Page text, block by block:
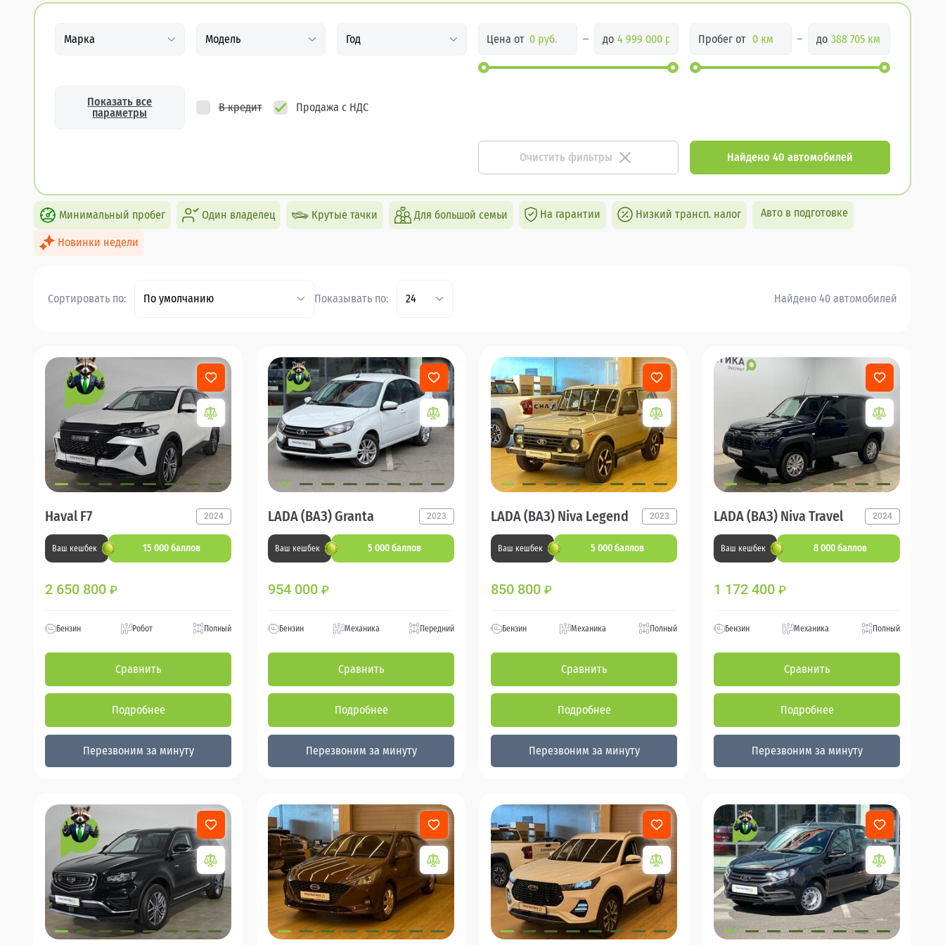
Марка Модель Год Цена от до Пробег от до
Показать все
параметры
В кредит Продажа с НДС
Очистить фильтры Найдено 40 автомобилей
Минимальный пробег Один владелец Крутые тачки Для большой семьи На гарантии Низкий трансп. налог Авто в подготовке
Новинки недели
Сортировать по: По умолчанию Показывать по: 24 Найдено 40 автомобилей
Haval F7 2024
Ваш кешбек 15 000 баллов
2 650 800 ₽
Бензин Робот Полный
Сравнить
Подробнее
Перезвоним за минуту
LADA (ВАЗ) Granta 2023
Ваш кешбек 5 000 баллов
954 000 ₽
Бензин Механика Передний
Сравнить
Подробнее
Перезвоним за минуту
LADA (ВАЗ) Niva Legend 2023
Ваш кешбек 5 000 баллов
850 800 ₽
Бензин Механика Полный
Сравнить
Подробнее
Перезвоним за минуту
LADA (ВАЗ) Niva Travel 2024
Ваш кешбек 8 000 баллов
1 172 400 ₽
Бензин Механика Полный
Сравнить
Подробнее
Перезвоним за минуту